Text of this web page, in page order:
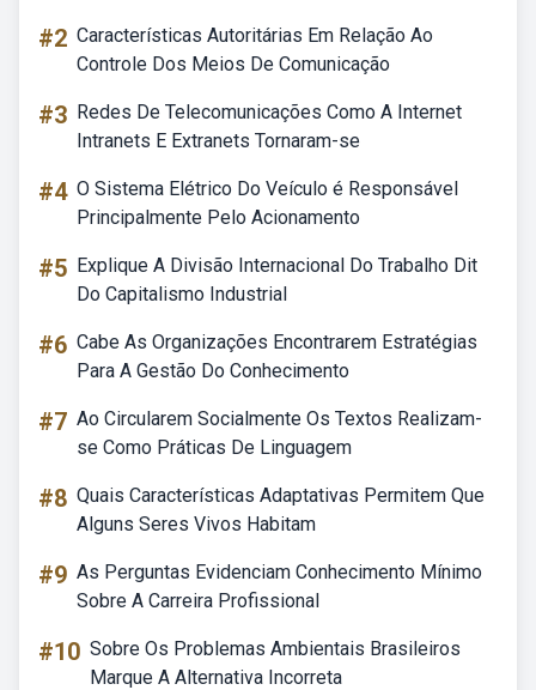
#2 Características Autoritárias Em Relação Ao
Controle Dos Meios De Comunicação
#3 Redes De Telecomunicações Como A Internet
Intranets E Extranets Tornaram-se
#4 O Sistema Elétrico Do Veículo é Responsável
Principalmente Pelo Acionamento
#5 Explique A Divisão Internacional Do Trabalho Dit
Do Capitalismo Industrial
#6 Cabe As Organizações Encontrarem Estratégias
Para A Gestão Do Conhecimento
#7 Ao Circularem Socialmente Os Textos Realizam-
se Como Práticas De Linguagem
#8 Quais Características Adaptativas Permitem Que
Alguns Seres Vivos Habitam
#9 As Perguntas Evidenciam Conhecimento Mínimo
Sobre A Carreira Profissional
#10 Sobre Os Problemas Ambientais Brasileiros
Marque A Alternativa Incorreta